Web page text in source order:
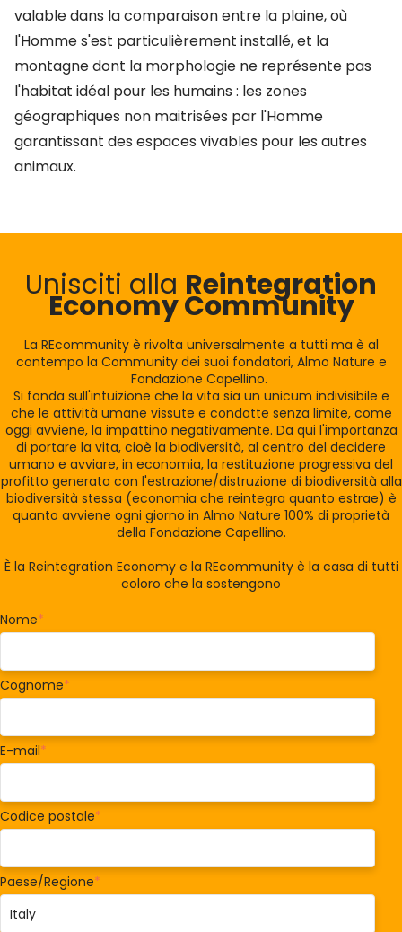
valable dans la comparaison entre la plaine, où
l'Homme s'est particulièrement installé, et la
montagne dont la morphologie ne représente pas
l'habitat idéal pour les humains : les zones
géographiques non maitrisées par l'Homme
garantissant des espaces vivables pour les autres
animaux.
Unisciti alla Reintegration
Economy Community
La REcommunity è rivolta universalmente a tutti ma è al
contempo la Community dei suoi fondatori, Almo Nature e
Fondazione Capellino.
Si fonda sull'intuizione che la vita sia un unicum indivisibile e
che le attività umane vissute e condotte senza limite, come
oggi avviene, la impattino negativamente. Da qui l'importanza
di portare la vita, cioè la biodiversità, al centro del decidere
umano e avviare, in economia, la restituzione progressiva del
profitto generato con l'estrazione/distruzione di biodiversità alla
biodiversità stessa (economia che reintegra quanto estrae) è
quanto avviene ogni giorno in Almo Nature 100% di proprietà
della Fondazione Capellino.
È la Reintegration Economy e la REcommunity è la casa di tutti
coloro che la sostengono
Nome*
Cognome*
E-mail*
Codice postale*
Paese/Regione*